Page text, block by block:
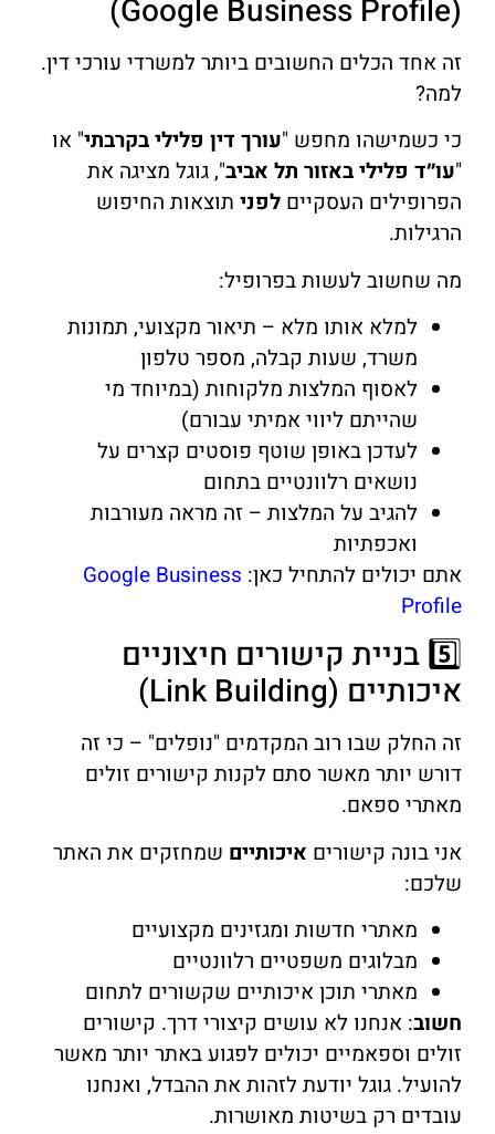
(Google Business Profile)
זה אחד הכלים החשובים ביותר למשרדי עורכי דין.
למה?
כי כשמישהו מחפש "עורך דין פלילי בקרבתי" או
"עו״ד פלילי באזור תל אביב", גוגל מציגה את
הפרופילים העסקיים לפני תוצאות החיפוש
הרגילות.
מה שחשוב לעשות בפרופיל:
למלא אותו מלא – תיאור מקצועי, תמונות
משרד, שעות קבלה, מספר טלפון
לאסוף המלצות מלקוחות (במיוחד מי
שהייתם ליווי אמיתי עבורם)
לעדכן באופן שוטף פוסטים קצרים על
נושאים רלוונטיים בתחום
להגיב על המלצות – זה מראה מעורבות
ואכפתיות
אתם יכולים להתחיל כאן: Google Business
Profile
5️⃣ בניית קישורים חיצוניים
איכותיים (Link Building)
זה החלק שבו רוב המקדמים "נופלים" – כי זה
דורש יותר מאשר סתם לקנות קישורים זולים
מאתרי ספאם.
אני בונה קישורים איכותיים שמחזקים את האתר
שלכם:
מאתרי חדשות ומגזינים מקצועיים
מבלוגים משפטיים רלוונטיים
מאתרי תוכן איכותיים שקשורים לתחום
חשוב: אנחנו לא עושים קיצורי דרך. קישורים
זולים וספאמיים יכולים לפגוע באתר יותר מאשר
להועיל. גוגל יודעת לזהות את ההבדל, ואנחנו
עובדים רק בשיטות מאושרות.